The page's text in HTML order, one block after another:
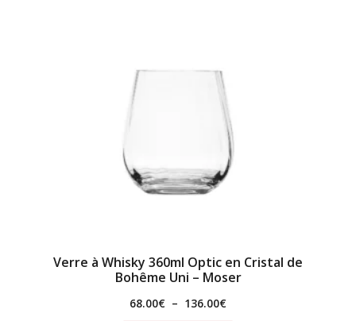
Verre à Whisky 360ml Optic en Cristal de
Bohême Uni – Moser
68.00€ – 136.00€